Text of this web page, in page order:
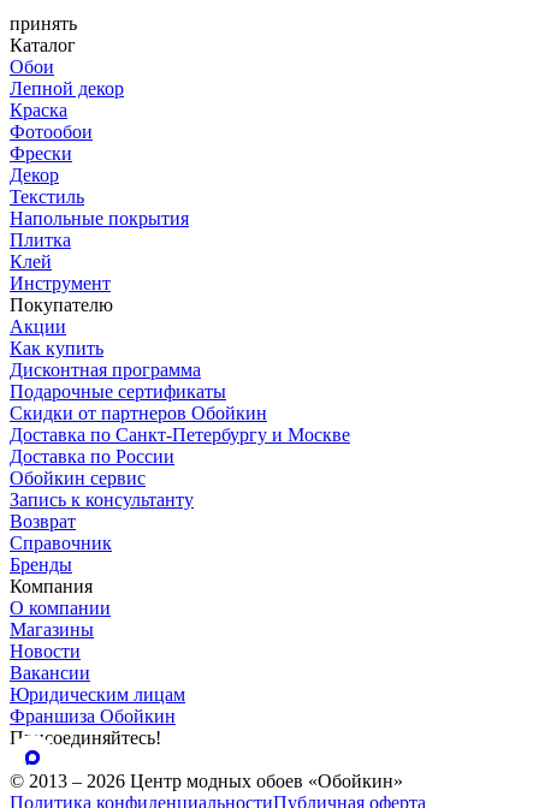
принять
Каталог
Обои
Лепной декор
Краска
Фотообои
Фрески
Декор
Текстиль
Напольные покрытия
Плитка
Клей
Инструмент
Покупателю
Акции
Как купить
Дисконтная программа
Подарочные сертификаты
Скидки от партнеров Обойкин
Доставка по Санкт-Петербургу и Москве
Доставка по России
Обойкин сервис
Запись к консультанту
Возврат
Справочник
Бренды
Компания
О компании
Магазины
Новости
Вакансии
Юридическим лицам
Франшиза Обойкин
Присоединяйтесь!
© 2013 – 2026 Центр модных обоев «Обойкин»
Политика конфиденциальностиПубличная оферта